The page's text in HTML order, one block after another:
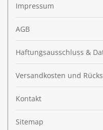
Impressum
AGB
Haftungsausschluss &
Versandkosten und
Kontakt
Sitemap